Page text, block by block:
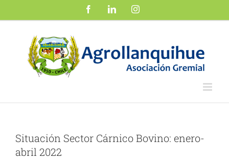
FacebookLinkedInInstagram
Situación Sector Cárnico Bovino: enero-
abril 2022